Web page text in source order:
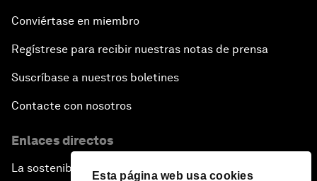
Esta página web usa cookies
Conviértase en miembro
Regístrese para recibir nuestras notas de prensa
Suscríbase a nuestros boletines
Contacte con nosotros
Enlaces directos
La sostenibilidad en el Foro